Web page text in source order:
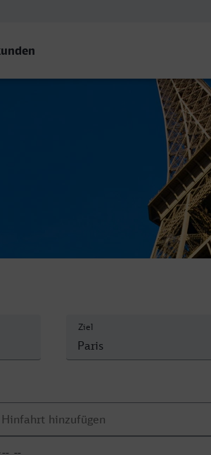
Ziel